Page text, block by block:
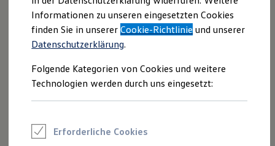
Volkswagen Marktplatz
Die ENERGY Sondermodelle
Junge Gebrauchtwagen und Gebrauchtwagen
Volkswagen Zertifizierte Gebrauchtwagen
Elektromobilität bei Gebrauchtwagen
Saisonangebote
Reifenpakete
Leasing
Leasing-Angebote
Elektroauto Leasing
Behalten Sie wichtige Informationen immer im Blick,
steuern Sie zahlreiche Funktionen bequem per Smartphone
und entdecken Sie neue Möglichkeiten rund um Ihren
Volkswagen. Zum Beispiel:
Fahrzeugstatus und Reichweite prüfen
Informationen zu unseren eingesetzten Cookies
finden Sie in unsererCookie-Richtlinie und unserer
Datenschutzerklärung.
Folgende Kategorien von Cookies und weitere
Technologien werden durch uns eingesetzt:
Erforderliche Cookies